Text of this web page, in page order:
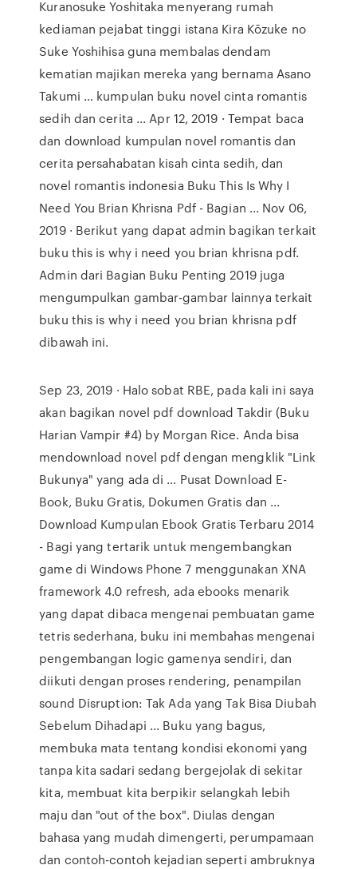
Kuranosuke Yoshitaka menyerang rumah
kediaman pejabat tinggi istana Kira Kōzuke no
Suke Yoshihisa guna membalas dendam
kematian majikan mereka yang bernama Asano
Takumi … kumpulan buku novel cinta romantis
sedih dan cerita ... Apr 12, 2019 · Tempat baca
dan download kumpulan novel romantis dan
cerita persahabatan kisah cinta sedih, dan
novel romantis indonesia Buku This Is Why I
Need You Brian Khrisna Pdf - Bagian ... Nov 06,
2019 · Berikut yang dapat admin bagikan terkait
buku this is why i need you brian khrisna pdf.
Admin dari Bagian Buku Penting 2019 juga
mengumpulkan gambar-gambar lainnya terkait
buku this is why i need you brian khrisna pdf
dibawah ini.
Sep 23, 2019 · Halo sobat RBE, pada kali ini saya
akan bagikan novel pdf download Takdir (Buku
Harian Vampir #4) by Morgan Rice. Anda bisa
mendownload novel pdf dengan mengklik "Link
Bukunya" yang ada di … Pusat Download E-
Book, Buku Gratis, Dokumen Gratis dan ...
Download Kumpulan Ebook Gratis Terbaru 2014
- Bagi yang tertarik untuk mengembangkan
game di Windows Phone 7 menggunakan XNA
framework 4.0 refresh, ada ebooks menarik
yang dapat dibaca mengenai pembuatan game
tetris sederhana, buku ini membahas mengenai
pengembangan logic gamenya sendiri, dan
diikuti dengan proses rendering, penampilan
sound Disruption: Tak Ada yang Tak Bisa Diubah
Sebelum Dihadapi ... Buku yang bagus,
membuka mata tentang kondisi ekonomi yang
tanpa kita sadari sedang bergejolak di sekitar
kita, membuat kita berpikir selangkah lebih
maju dan "out of the box". Diulas dengan
bahasa yang mudah dimengerti, perumpamaan
dan contoh-contoh kejadian seperti ambruknya